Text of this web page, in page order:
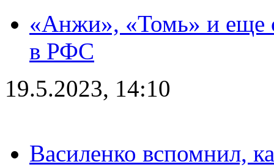
«Анжи», «Томь» и еще
в РФС
19.5.2023, 14:10
Василенко вспомнил,